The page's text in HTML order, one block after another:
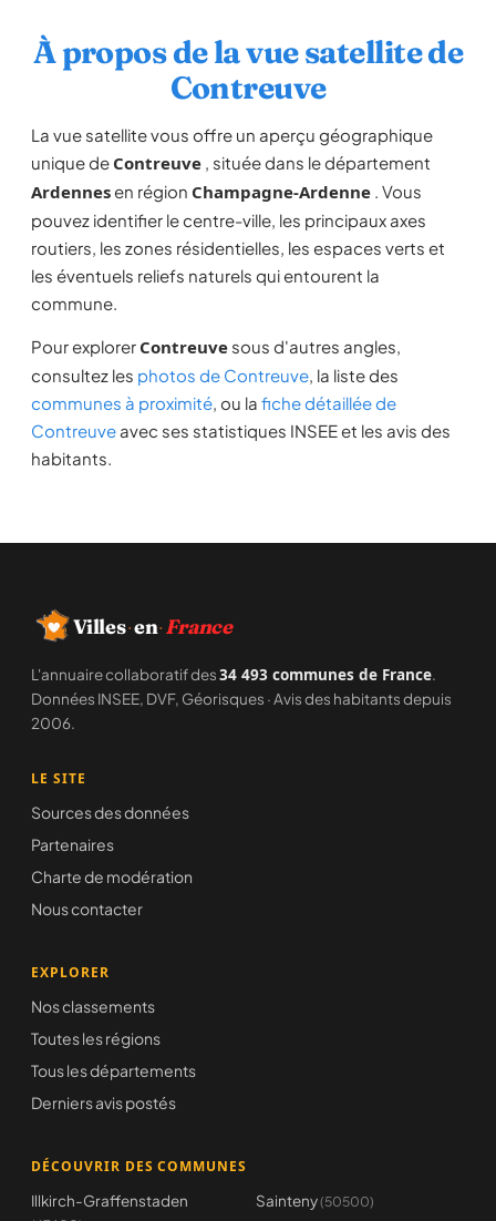
À propos de la vue satellite de
Contreuve
La vue satellite vous offre un aperçu géographique
unique de Contreuve , située dans le département
Ardennesen région Champagne-Ardenne . Vous
pouvez identifier le centre-ville, les principaux axes
routiers, les zones résidentielles, les espaces verts et
les éventuels reliefs naturels qui entourent la
commune.
Pour explorer Contreuve sous d'autres angles,
consultez les photos de Contreuve, la liste des
communes à proximité, ou la fiche détaillée de
Contreuve avec ses statistiques INSEE et les avis des
habitants.
Villes·en· France
L'annuaire collaboratif des34 493 communes de France.
Données INSEE, DVF, Géorisques · Avis des habitants depuis
2006.
LE SITE
Sources des données
Partenaires
Charte de modération
Nous contacter
EXPLORER
Nos classements
Toutes les régions
Tous les départements
Derniers avis postés
DÉCOUVRIR DES COMMUNES
Illkirch-Graffenstaden
Sainteny(50500)